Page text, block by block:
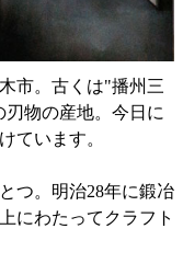
市。古くは"播州三
物の産地。今日に
ています。
つ。明治28年に鍛冶
にわたってクラフト